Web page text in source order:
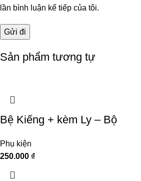
lần bình luận kế tiếp của tôi.
Sản phẩm tương tự
Bệ Kiếng + kèm Ly – Bộ
Phụ kiện
250.000 ₫